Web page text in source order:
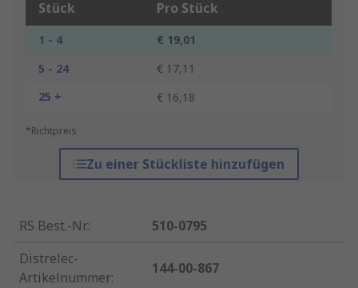
Stück Pro Stück
1 - 4
€ 19,01
5 - 24
€ 17,11
25 +
€ 16,18
*Richtpreis
Zu einer Stückliste hinzufügen
RS Best.-Nr.:
510-0795
Distrelec-
Artikelnummer:
144-00-867